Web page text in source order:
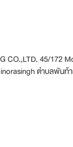
CO.,LTD. 45/172
ตำบลพันท้